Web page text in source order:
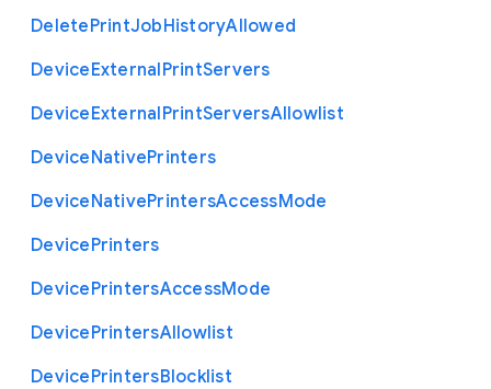
DeletePrintJobHistoryAllowed
DeviceExternalPrintServers
DeviceExternalPrintServersAllowlist
DeviceNativePrinters
DeviceNativePrintersAccessMode
DevicePrinters
DevicePrintersAccessMode
DevicePrintersAllowlist
DevicePrintersBlocklist